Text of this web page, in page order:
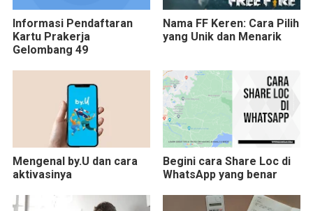
Informasi Pendaftaran
Kartu Prakerja
Gelombang 49
Nama FF Keren: Cara Pilih
yang Unik dan Menarik
Mengenal by.U dan cara
aktivasinya
Begini cara Share Loc di
WhatsApp yang benar